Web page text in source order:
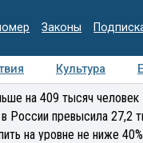
Законы
Культура
Интервью
на 409 тысяч человек
России превысила 27,2
на уровне не ниже